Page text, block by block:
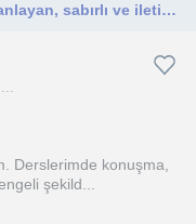
Öğrencilerin seviyesine göre ders planlayan, sabırlı ve iletişimi güçlü bir öğretmenim. Derslerim her yaş grubuna uygun ve pratikt
Derslerimde konuşma,
şekild...